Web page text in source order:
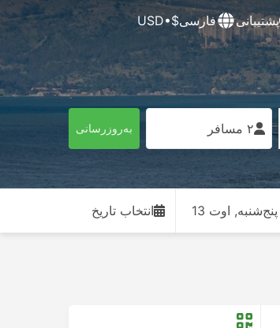
پشتیبانی فارسی$•USD
۲ مسافر به‌روزرسانی
پنج‌شنبه, اوت 13 انتخاب تاریخ